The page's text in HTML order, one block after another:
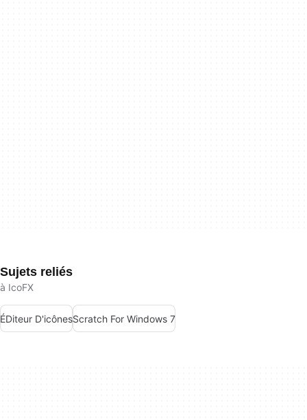
Sujets reliés
à IcoFX
ÉDiteur D'icônesScratch For Windows 7